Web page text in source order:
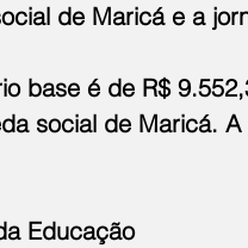
de Maricá e a
base é de R$
social de Maricá.
Educação